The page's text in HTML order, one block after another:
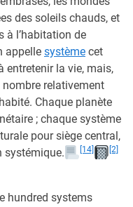
des soleils chauds, et
à l’habitation de
appelle système cet
entretenir la vie, mais,
relativement
Chaque planète
; chaque système
pour siège central,
systémique.
[14]
[2]
hundred systems